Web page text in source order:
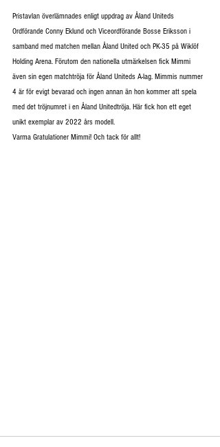
Pristavlan överlämnades enligt uppdrag av Åland Uniteds
Ordförande Conny Eklund och Viceordförande Bosse Eriksson i
samband med matchen mellan Åland United och PK-35 på Wiklöf
Holding Arena. Förutom den nationella utmärkelsen fick Mimmi
även sin egen matchtröja för Åland Uniteds A-lag. Mimmis nummer
4 är för evigt bevarad och ingen annan än hon kommer att spela
med det tröjnumret i en Åland Unitedtröja. Här fick hon ett eget
unikt exemplar av 2022 års modell.
Varma Gratulationer Mimmi! Och tack för allt!